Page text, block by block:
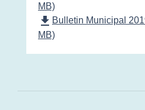
MB)
file_download Bulletin Municipal
MB)